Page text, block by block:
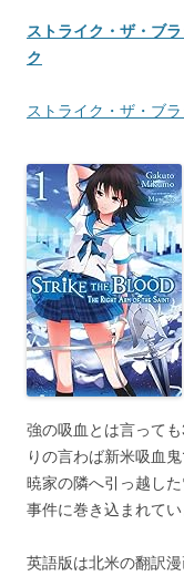
ストライク・ザ・
ク
ストライク・ザ・ブ
強の吸血とは言って
りの言わば新米吸血
暁家の隣へ引っ越し
事件に巻き込まれて
英語版は北米の翻訳